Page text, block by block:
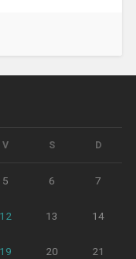
V S D
5 6 7
12 13 14
19 20 21